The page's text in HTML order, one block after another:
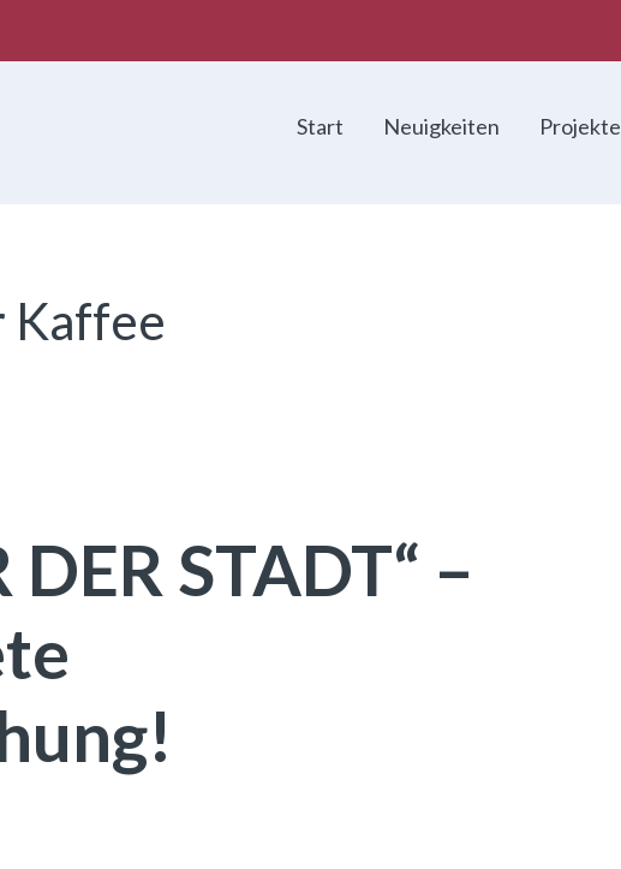
Start Neuigkeiten Projekte
Kaffee
STADT“ –